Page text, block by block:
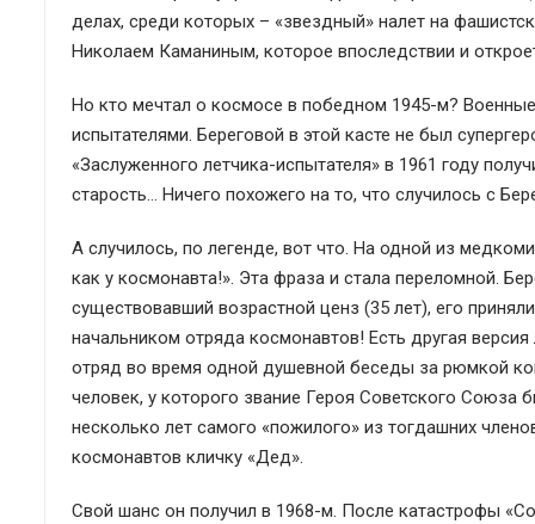
делах, среди которых – «звездный» налет на
Николаем Каманиным, которое впоследствии и
Но кто мечтал о космосе в победном 1945-м?
испытателями. Береговой в этой касте не был
«Заслуженного летчика-испытателя» в 1961 году
старость… Ничего похожего на то, что случилось с
А случилось, по легенде, вот что. На одной из
как у космонавта!». Эта фраза и стала переломной.
существовавший возрастной ценз (35 лет), его
начальником отряда космонавтов! Есть другая
отряд во время одной душевной беседы за рюмкой
человек, у которого звание Героя Советского
несколько лет самого «пожилого» из тогдашних
космонавтов кличку «Дед».
Свой шанс он получил в 1968-м. После катастрофы